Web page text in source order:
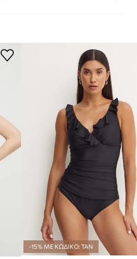
-15% ΜΕ ΚΩΔΙΚΟ: TAN